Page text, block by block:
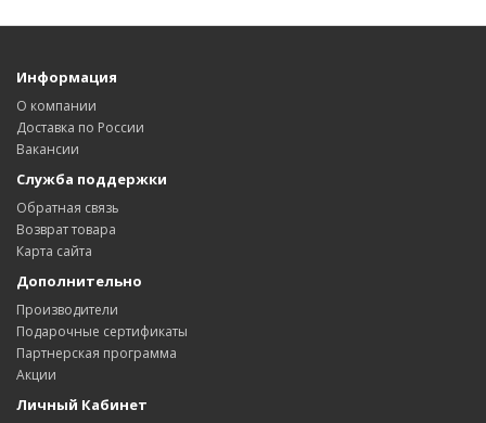
Информация
О компании
Доставка по России
Вакансии
Служба поддержки
Обратная связь
Возврат товара
Карта сайта
Дополнительно
Производители
Подарочные сертификаты
Партнерская программа
Акции
Личный Кабинет